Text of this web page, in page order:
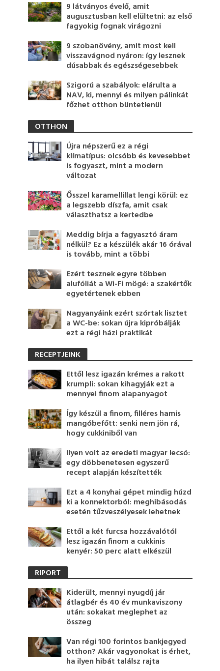
9 látványos évelő, amit
augusztusban kell elültetni: az első
fagyokig fognak virágozni
9 szobanövény, amit most kell
visszavágnod nyáron: így lesznek
dúsabbak és egészségesebbek
Szigorú a szabályok: elárulta a
NAV, ki, mennyi és milyen pálinkát
főzhet otthon büntetlenül
OTTHON
Újra népszerű ez a régi
klímatípus: olcsóbb és kevesebbet
is fogyaszt, mint a modern
változat
Ősszel karamellillat lengi körül: ez
a legszebb díszfa, amit csak
választhatsz a kertedbe
Meddig bírja a fagyasztó áram
nélkül? Ez a készülék akár 16 órával
is tovább, mint a többi
Ezért tesznek egyre többen
alufóliát a Wi-Fi mögé: a szakértők
egyetértenek ebben
Nagyanyáink ezért szórtak lisztet
a WC-be: sokan újra kipróbálják
ezt a régi házi praktikát
RECEPTJEINK
Ettől lesz igazán krémes a rakott
krumpli: sokan kihagyják ezt a
mennyei finom alapanyagot
Így készül a finom, filléres hamis
mangóbefőtt: senki nem jön rá,
hogy cukkiniből van
Ilyen volt az eredeti magyar lecsó:
egy döbbenetesen egyszerű
recept alapján készítették
Ezt a 4 konyhai gépet mindig húzd
ki a konnektorból: meghibásodás
esetén tűzveszélyesek lehetnek
Ettől a két furcsa hozzávalótól
lesz igazán finom a cukkinis
kenyér: 50 perc alatt elkészül
RIPORT
Kiderült, mennyi nyugdíj jár
átlagbér és 40 év munkaviszony
után: sokakat meglephet az
összeg
Van régi 100 forintos bankjegyed
otthon? Akár vagyonokat is érhet,
ha ilyen hibát találsz rajta